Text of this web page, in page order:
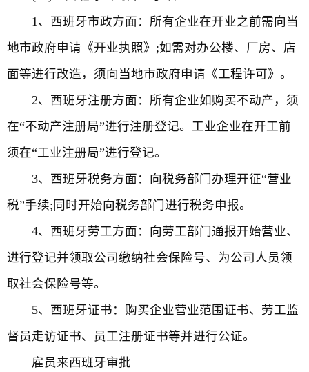
1、西班牙市政方面：所有企业在开业之前需向当
地市政府申请《开业执照》;如需对办公楼、厂房、店
面等进行改造，须向当地市政府申请《工程许可》。
2、西班牙注册方面：所有企业如购买不动产，须
在“不动产注册局”进行注册登记。工业企业在开工前
须在“工业注册局”进行登记。
3、西班牙税务方面：向税务部门办理开征“营业
税”手续;同时开始向税务部门进行税务申报。
4、西班牙劳工方面：向劳工部门通报开始营业、
进行登记并领取公司缴纳社会保险号、为公司人员领
取社会保险号等。
5、西班牙证书：购买企业营业范围证书、劳工监
督员走访证书、员工注册证书等并进行公证。
雇员来西班牙审批